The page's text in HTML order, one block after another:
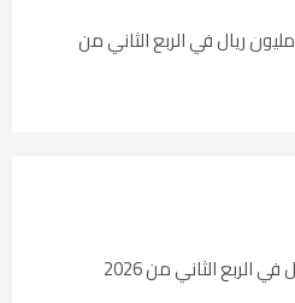
“سينومي سنترز” تربح 385.7 مليون ريال في الربع الثاني من